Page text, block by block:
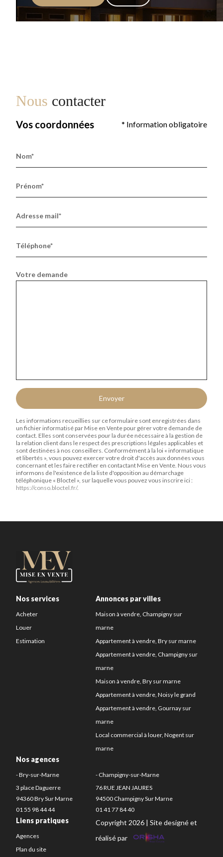
Nous contacter
Vos coordonnées * Information obligatoire
Nom*
Prénom*
Adresse mail*
Téléphone*
Votre demande
Envoyer
Les informations recueillies sur ce formulaire sont enregistrées dans
un fichier informatisé par Mise en Vente pour gérer votre demande de
contact. Elles sont conservées pour la durée nécessaire à la gestion de
la relation client dans le respect des prescriptions légales applicables et
sont destinées à nos conseillers. Conformément à la loi « informatique
et libertés », vous pouvez exercer votre droit d'accès aux données vous
concernant et les faire rectifier en contactant Mise en Vente. Nous vous
informons de l'existence de la liste d'opposition au démarchage
téléphonique « Bloctel », sur laquelle vous pouvez vous inscrire ici :
https://conso.bloctel.fr/.
Nos services
Acheter
Louer
Estimation
Annonces par villes
Maison à vendre, Champigny sur
marne
Appartement à vendre, Bry sur marne
Appartement à vendre, Champigny sur
marne
Maison à vendre, Bry sur marne
Appartement à vendre, Noisy le grand
Appartement à vendre, Gournay sur
marne
Local commercial à louer, Nogent sur
marne
Nos agences
- Bry-sur-Marne
3 place Daguerre
94360 Bry Sur Marne
01 55 98 44 44
- Champigny-sur-Marne
76 RUE JEAN JAURES
94500 Champigny Sur Marne
01 41 77 84 40
Liens pratiques
Agences
Plan du site
Copyright 2026 | Site designé et
réalisé par